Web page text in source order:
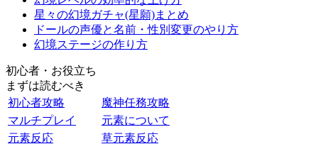
星々の幻境ガチャ(星願)まとめ
ドールの声優と名前・性別変更のやり方
幻境ステージの作り方
初心者・お役立ち
まずは読むべき
初心者攻略
魔神任務攻略
マルチプレイ
元素について
元素反応
草元素反応